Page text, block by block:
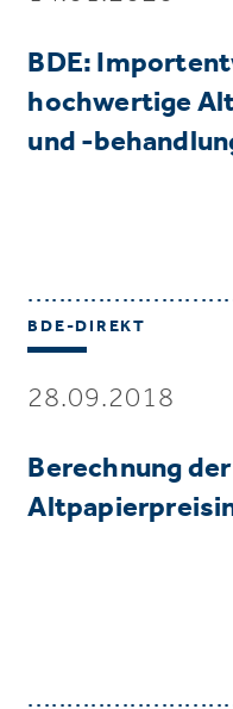
BDE:
hochwertige
und -
BDE-DIREKT
28.09.2018
Berechnung der